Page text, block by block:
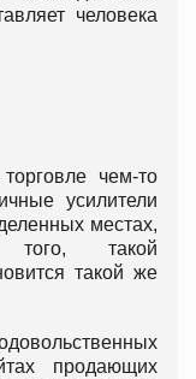
человека
чем-то
усилители
местах,
такой
такой же
продающих